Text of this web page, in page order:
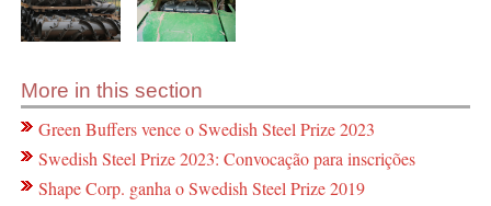
More in this section
Green Buffers vence o Swedish Steel Prize 2023
Swedish Steel Prize 2023: Convocação para inscrições
Shape Corp. ganha o Swedish Steel Prize 2019